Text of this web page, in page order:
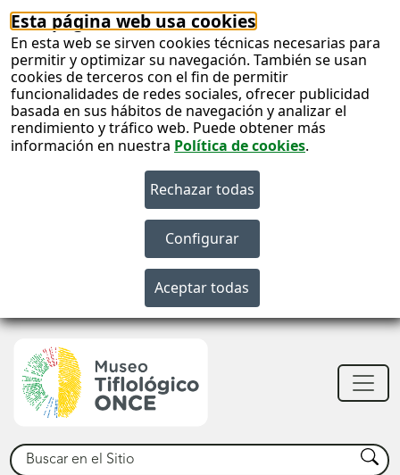
Esta página web usa cookies
En esta web se sirven cookies técnicas necesarias para
permitir y optimizar su navegación. También se usan
cookies de terceros con el fin de permitir
funcionalidades de redes sociales, ofrecer publicidad
basada en sus hábitos de navegación y analizar el
rendimiento y tráfico web. Puede obtener más
información en nuestra Política de cookies.
Buscar Buscar